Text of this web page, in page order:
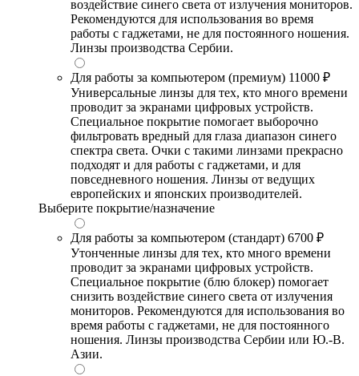
воздействие синего света от излучения мониторов.
Рекомендуются для использования во время
работы с гаджетами, не для постоянного ношения.
Линзы производства Сербии.
Для работы за компьютером (премиум) 11000 ₽
Универсальные линзы для тех, кто много времени
проводит за экранами цифровых устройств.
Специальное покрытие помогает выборочно
фильтровать вредный для глаза диапазон синего
спектра света. Очки с такими линзами прекрасно
подходят и для работы с гаджетами, и для
повседневного ношения. Линзы от ведущих
европейских и японских производителей.
Выберите покрытие/назначение
Для работы за компьютером (стандарт) 6700 ₽
Утонченные линзы для тех, кто много времени
проводит за экранами цифровых устройств.
Специальное покрытие (блю блокер) помогает
снизить воздействие синего света от излучения
мониторов. Рекомендуются для использования во
время работы с гаджетами, не для постоянного
ношения. Линзы производства Сербии или Ю.-В.
Азии.